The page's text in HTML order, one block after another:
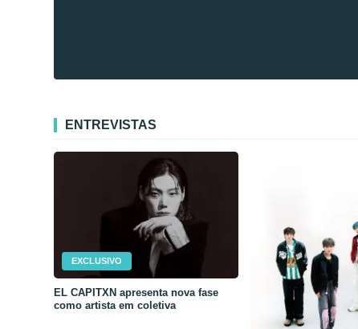
ENTREVISTAS
EXCLUSIVO
EL CAPITXN apresenta nova fase
como artista em coletiva